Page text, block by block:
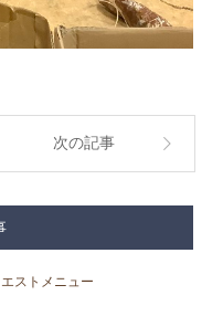
次の記事
ストメニュー